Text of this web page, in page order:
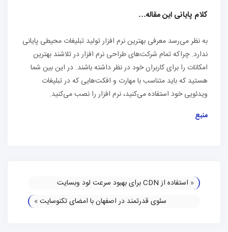
کلام پایانی این مقاله…
به نظر می‌رسد معرفی بهترین نرم افزار تولید تبلیغات محیطی پایانی
ندارد. چراکه تمام شرکت‌های طراحی نرم افزار در تلاشند بهترین
امکانات را برای کاربران خود در نظر داشته باشند. در این بین شما
هستید که باید متناسب با مهارت و افکت‌هایی که در تبلیغات
ویدئویی خود استفاده می‌کنید، نرم افزار را نصب می‌کنید.
منبع
« استفاده از CDN برای بهبود سرعت لود وبسایت
سئوی قدرتمند در اصفهان با امضای تکنوسایت»